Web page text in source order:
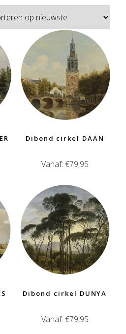
nieuwste
Dibond cirkel DAAN
Vanaf: €79,95
Dibond cirkel DUNYA
Vanaf: €79,95